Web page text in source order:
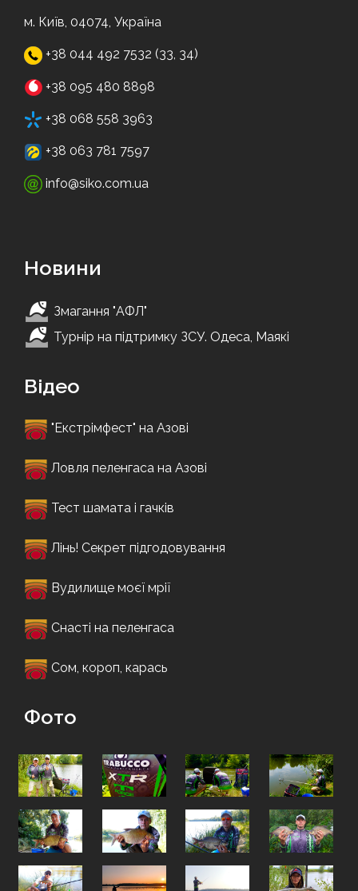
м. Київ, 04074, Україна
+38 044 492 7532 (33, 34)
+38 095 480 8898
+38 068 558 3963
+38 063 781 7597
info@siko.com.ua
Новини
Змагання "АФЛ"
Турнір на підтримку ЗСУ. Одеса, Маякі
Відео
"Екстрімфест" на Азові
Ловля пеленгаса на Азові
Тест шамата і гачків
Лінь! Секрет підгодовування
Вудилище моєї мрії
Снасті на пеленгаса
Сом, короп, карась
Фото